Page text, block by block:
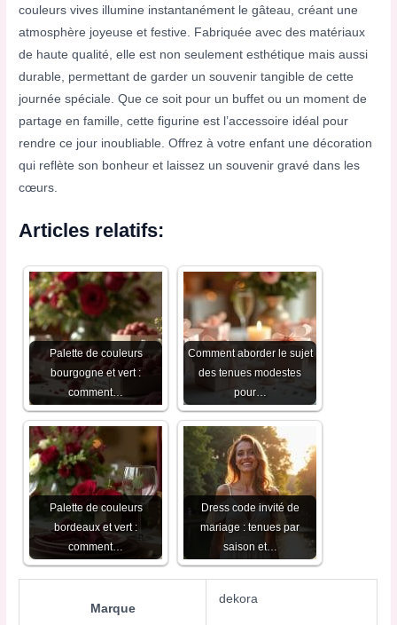
couleurs vives illumine instantanément le gâteau, créant une
atmosphère joyeuse et festive. Fabriquée avec des matériaux
de haute qualité, elle est non seulement esthétique mais aussi
durable, permettant de garder un souvenir tangible de cette
journée spéciale. Que ce soit pour un buffet ou un moment de
partage en famille, cette figurine est l’accessoire idéal pour
rendre ce jour inoubliable. Offrez à votre enfant une décoration
qui reflète son bonheur et laissez un souvenir gravé dans les
cœurs.
Articles relatifs:
Palette de couleurs
bourgogne et vert :
comment…
Comment aborder le sujet
des tenues modestes
pour…
Palette de couleurs
bordeaux et vert :
comment…
Dress code invité de
mariage : tenues par
saison et…
Marque
dekora